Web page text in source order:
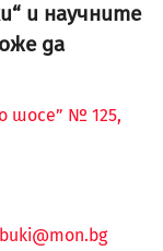
и научните
да
шосе” № 125,